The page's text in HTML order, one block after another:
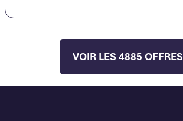
VOIR LES 4885 OFFRES